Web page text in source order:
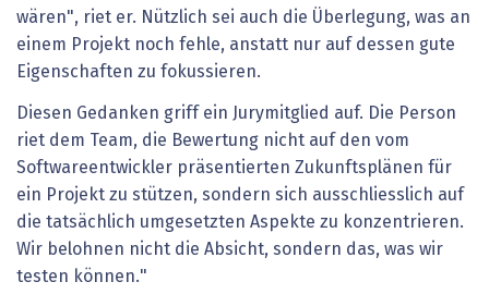
wären", riet er. Nützlich sei auch die Überlegung, was an
einem Projekt noch fehle, anstatt nur auf dessen gute
Eigenschaften zu fokussieren.
Diesen Gedanken griff ein Jurymitglied auf. Die Person
riet dem Team, die Bewertung nicht auf den vom
Softwareentwickler präsentierten Zukunftsplänen für
ein Projekt zu stützen, sondern sich ausschliesslich auf
die tatsächlich umgesetzten Aspekte zu konzentrieren.
Wir belohnen nicht die Absicht, sondern das, was wir
testen können."